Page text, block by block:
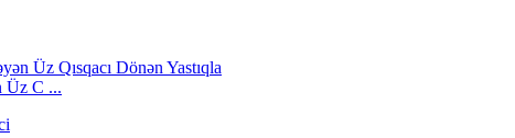
Üz C ...